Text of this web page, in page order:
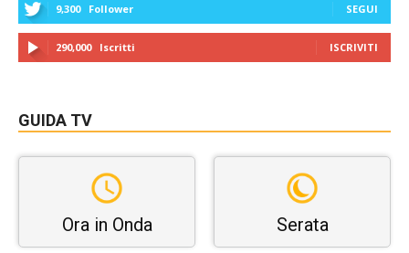
9,300 Follower SEGUI
290,000 Iscritti ISCRIVITI
GUIDA TV
Ora in Onda Serata